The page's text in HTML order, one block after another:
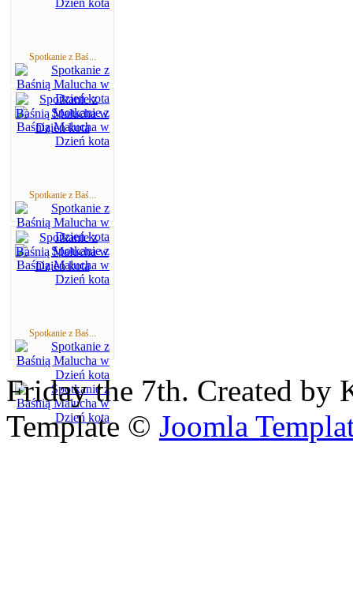
Spotkanie z Baś...
Spotkanie z Baś...
Spotkanie z Baś...
Friday the 7th. Created by
Template © Joomla